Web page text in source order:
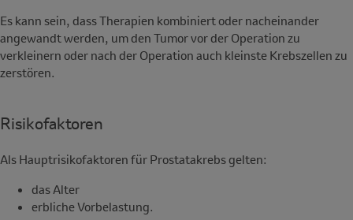
Es kann sein, dass Therapien kombiniert oder nacheinander
angewandt werden, um den Tumor vor der Operation zu
verkleinern oder nach der Operation auch kleinste Krebszellen zu
zerstören.
Risikofaktoren
Als Hauptrisikofaktoren für Prostatakrebs gelten:
das Alter
erbliche Vorbelastung.